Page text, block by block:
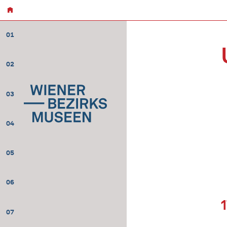
01
02
03
04
05
06
07